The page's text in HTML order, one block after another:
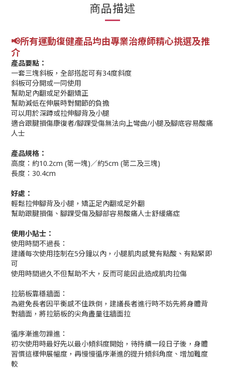
商品描述
📢所有運動復健產品均由專業治療師精心挑選及推
介
產品要點：
一套三塊斜板，全部搭起可有34度斜度
斜板可分開或一同使用
幫助足內翻或足外翻矯正
幫助減低在伸展時對關節的負擔
可以用於深蹲或拉伸腳背及小腿
適合跟腱損傷康復者/腳踝受傷無法向上彎曲/小腿及腳底容易酸痛
人士
產品規格：
高度：約10.2cm (第一塊)／約5cm (第二及三塊)
長度：30.4cm
好處：
輕鬆拉伸腳背及小腿，矯正足內翻或足外翻
幫助跟腱損傷、腳踝受傷及腳部容易酸痛人士舒緩痛症
使用小貼士：
使用時間不過長：
建議每次使用控制在5分鐘以內，小腿肌肉感覺有點酸、有點緊即
可
使用時間過久不但幫助不大，反而可能因此造成肌肉拉傷
拉筋板靠穩牆面：
為避免長者因平衡感不佳跌倒，建議長者進行時不妨先將身體背
對牆面，將拉筋板的尖角盡量往牆面拉
循序漸進勿躁進：
初次使用時最好先以最小傾斜度開始，待持續一段日子後，身體
習慣這樣伸展幅度，再慢慢循序漸進的提升傾斜角度、增加難度
較